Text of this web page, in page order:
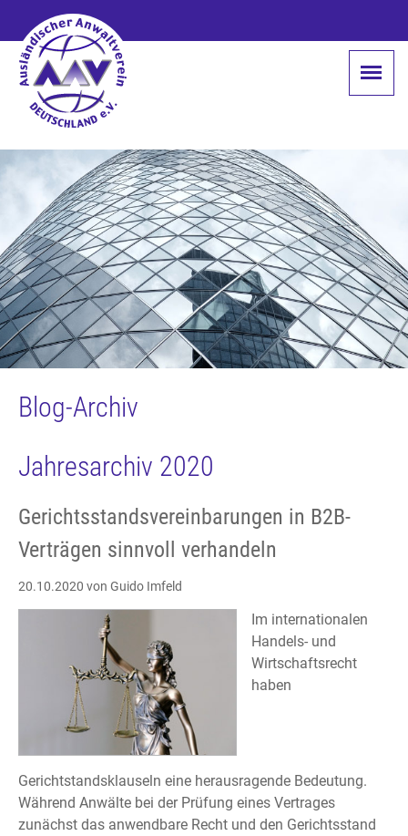
Blog-Archiv
Jahresarchiv 2020
Gerichtsstandsvereinbarungen in B2B-
Verträgen sinnvoll verhandeln
20.10.2020 von Guido Imfeld
Im internationalen
Handels- und
Wirtschaftsrecht
haben
Gerichtstandsklauseln eine herausragende Bedeutung.
Während Anwälte bei der Prüfung eines Vertrages
zunächst das anwendbare Recht und den Gerichtsstand